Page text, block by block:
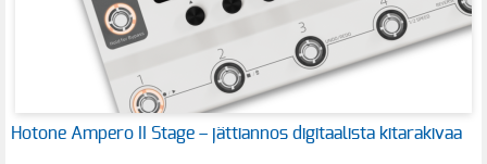
Hotone Ampero II Stage – jättiannos digitaalista kitarakivaa